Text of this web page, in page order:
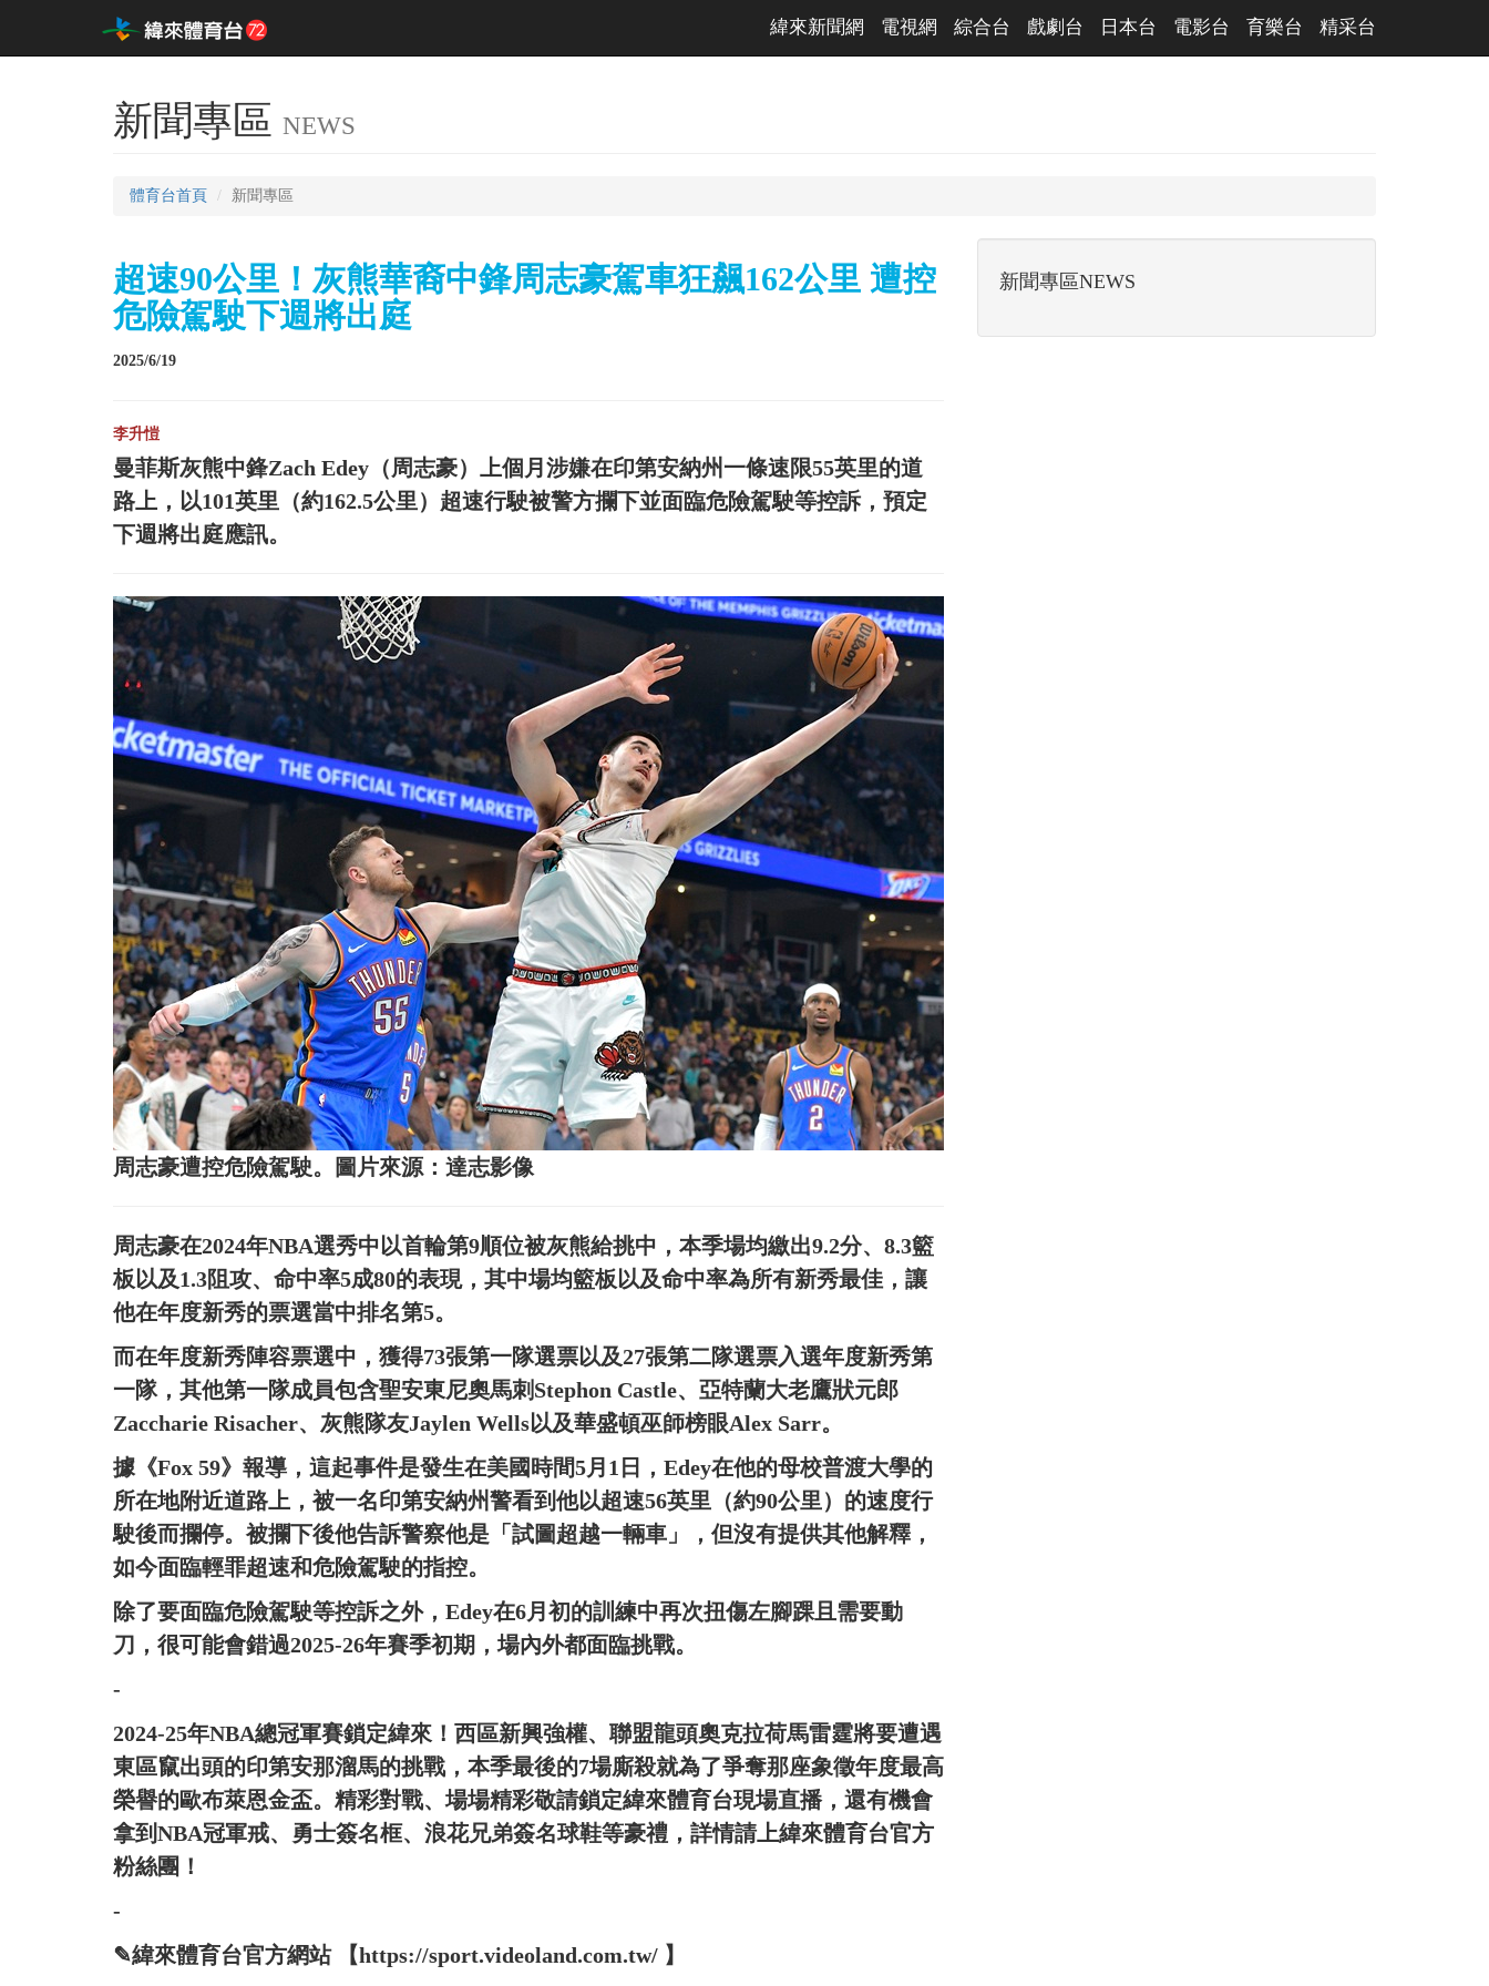
緯來新聞網 電視網 綜合台 戲劇台 日本台 電影台 育樂台 精采台
新聞專區 NEWS
體育台首頁 新聞專區
超速90公里！灰熊華裔中鋒周志豪駕車狂飆162公里 遭控
危險駕駛下週將出庭
2025/6/19
李升愷
曼菲斯灰熊中鋒Zach Edey（周志豪）上個月涉嫌在印第安納州一條速限55英里的道
路上，以101英里（約162.5公里）超速行駛被警方攔下並面臨危險駕駛等控訴，預定
下週將出庭應訊。
周志豪遭控危險駕駛。圖片來源：達志影像
周志豪在2024年NBA選秀中以首輪第9順位被灰熊給挑中，本季場均繳出9.2分、8.3籃
板以及1.3阻攻、命中率5成80的表現，其中場均籃板以及命中率為所有新秀最佳，讓
他在年度新秀的票選當中排名第5。
而在年度新秀陣容票選中，獲得73張第一隊選票以及27張第二隊選票入選年度新秀第
一隊，其他第一隊成員包含聖安東尼奧馬刺Stephon Castle、亞特蘭大老鷹狀元郎
Zaccharie Risacher、灰熊隊友Jaylen Wells以及華盛頓巫師榜眼Alex Sarr。
據《Fox 59》報導，這起事件是發生在美國時間5月1日，Edey在他的母校普渡大學的
所在地附近道路上，被一名印第安納州警看到他以超速56英里（約90公里）的速度行
駛後而攔停。被攔下後他告訴警察他是「試圖超越一輛車」，但沒有提供其他解釋，
如今面臨輕罪超速和危險駕駛的指控。
除了要面臨危險駕駛等控訴之外，Edey在6月初的訓練中再次扭傷左腳踝且需要動
刀，很可能會錯過2025-26年賽季初期，場內外都面臨挑戰。
-
2024-25年NBA總冠軍賽鎖定緯來！西區新興強權、聯盟龍頭奧克拉荷馬雷霆將要遭遇
東區竄出頭的印第安那溜馬的挑戰，本季最後的7場廝殺就為了爭奪那座象徵年度最高
榮譽的歐布萊恩金盃。精彩對戰、場場精彩敬請鎖定緯來體育台現場直播，還有機會
拿到NBA冠軍戒、勇士簽名框、浪花兄弟簽名球鞋等豪禮，詳情請上緯來體育台官方
粉絲團！
-
✎緯來體育台官方網站 【https://sport.videoland.com.tw/ 】
新聞專區NEWS